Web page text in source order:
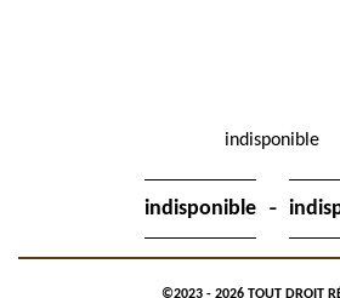
indisponible
indisponible -
©2023 - 2026 TOUT DROIT